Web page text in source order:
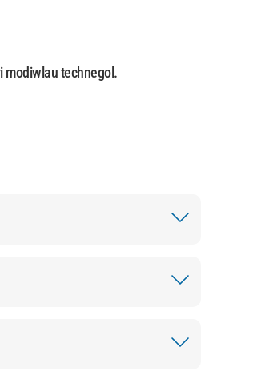
modiwlau technegol.